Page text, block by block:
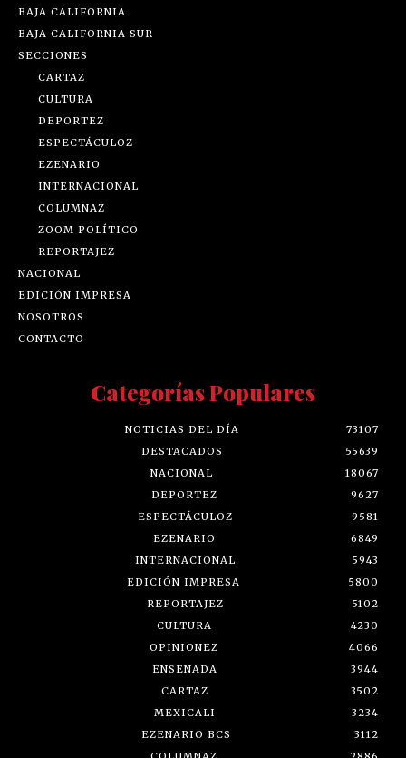
BAJA CALIFORNIA
BAJA CALIFORNIA SUR
SECCIONES
CARTAZ
CULTURA
DEPORTEZ
ESPECTÁCULOZ
EZENARIO
INTERNACIONAL
COLUMNAZ
ZOOM POLÍTICO
REPORTAJEZ
NACIONAL
EDICIÓN IMPRESA
NOSOTROS
CONTACTO
Categorías Populares
NOTICIAS DEL DÍA
73107
DESTACADOS
55639
NACIONAL
18067
DEPORTEZ
9627
ESPECTÁCULOZ
9581
EZENARIO
6849
INTERNACIONAL
5943
EDICIÓN IMPRESA
5800
REPORTAJEZ
5102
CULTURA
4230
OPINIONEZ
4066
ENSENADA
3944
CARTAZ
3502
MEXICALI
3234
EZENARIO BCS
3112